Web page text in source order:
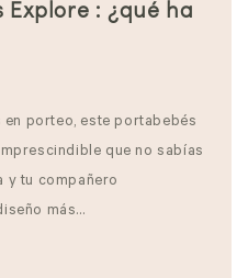
Explore : ¿qué ha
porteo, este portabebés
que no sabías
y tu compañero
más...